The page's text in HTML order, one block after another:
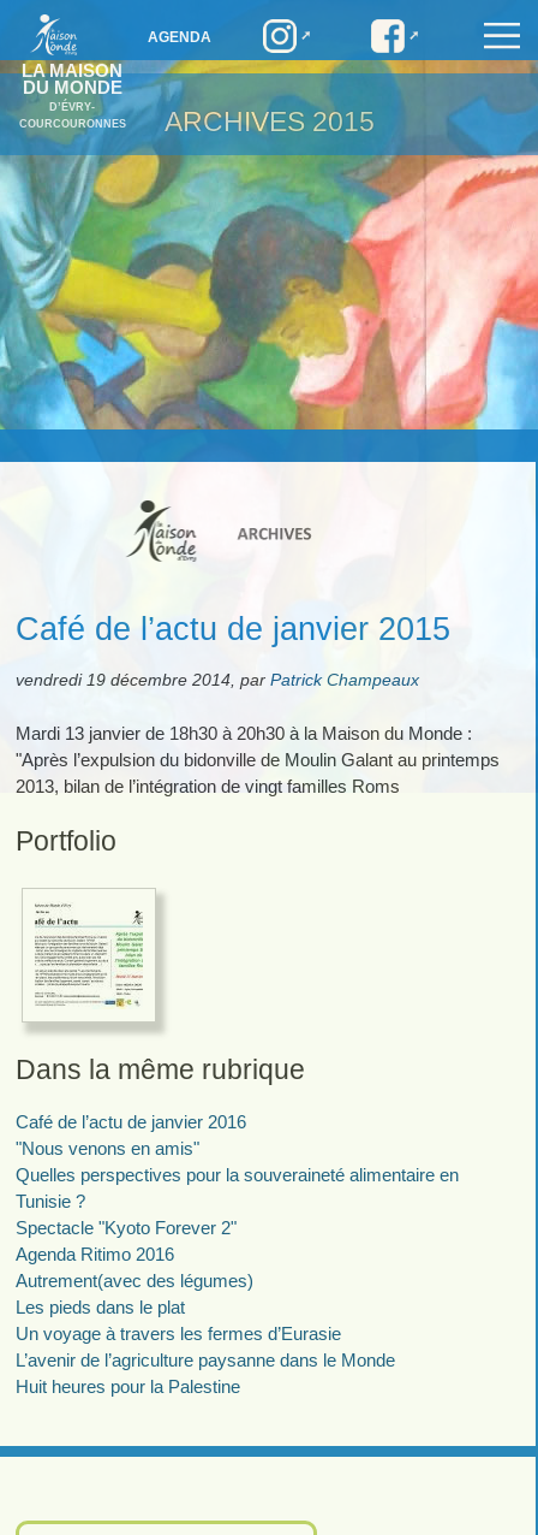
LA MAISON
DU MONDE
D’ÉVRY-
COURCOURONNES
AGENDA
ARCHIVES 2015
Café de l’actu de janvier 2015
vendredi 19 décembre 2014, par Patrick Champeaux
Mardi 13 janvier de 18h30 à 20h30 à la Maison du Monde :
"Après l’expulsion du bidonville de Moulin Galant au printemps
2013, bilan de l’intégration de vingt familles Roms
Portfolio
Dans la même rubrique
Café de l’actu de janvier 2016
"Nous venons en amis"
Quelles perspectives pour la souveraineté alimentaire en
Tunisie ?
Spectacle "Kyoto Forever 2"
Agenda Ritimo 2016
Autrement(avec des légumes)
Les pieds dans le plat
Un voyage à travers les fermes d’Eurasie
L’avenir de l’agriculture paysanne dans le Monde
Huit heures pour la Palestine